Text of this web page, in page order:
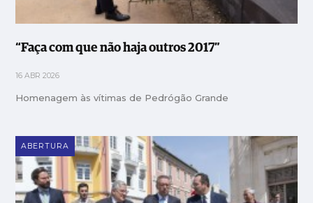
“Faça com que não haja outros 2017”
16 ABR 2026
Homenagem às vítimas de Pedrógão Grande
ABERTURA